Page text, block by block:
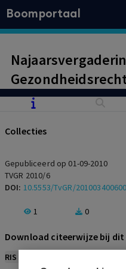
Boomportaal
Collecties
Gepubliceerd op 01-09-2010
TVGR 2010/6
DOI: 10.5553/TvGR/
1 0
Download citeerwijze bij
RIS